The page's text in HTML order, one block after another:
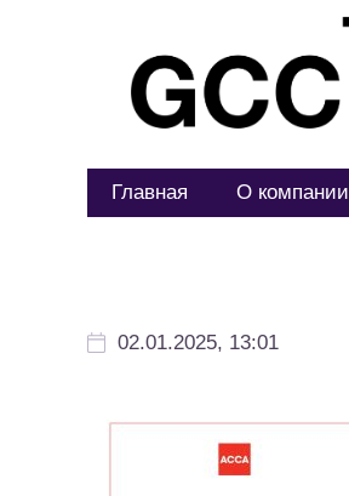
Главная О компании
02.01.2025, 13:01